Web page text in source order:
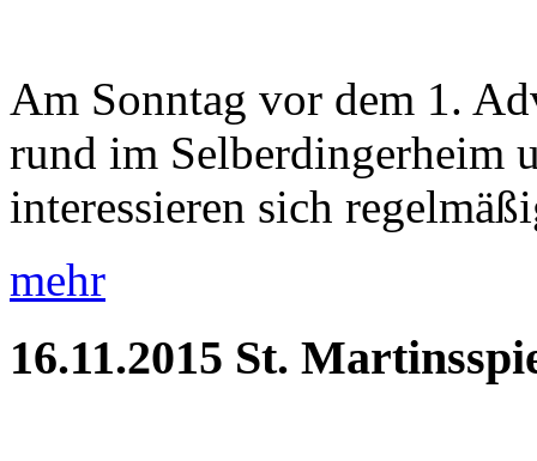
Am Sonntag vor dem 1.
rund im Selberdingerheim
interessieren sich
mehr
16.11.2015 St.